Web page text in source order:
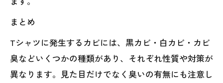
まとめ
Tシャツに発生するカビには、黒カビ・白カビ・カビ
臭などいくつかの種類があり、それぞれ性質や対策が
異なります。見た目だけでなく臭いの有無にも注意し